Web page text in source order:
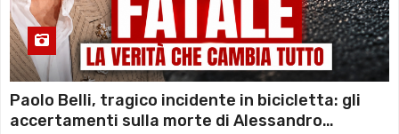
Paolo Belli, tragico incidente in bicicletta: gli
accertamenti sulla morte di Alessandro